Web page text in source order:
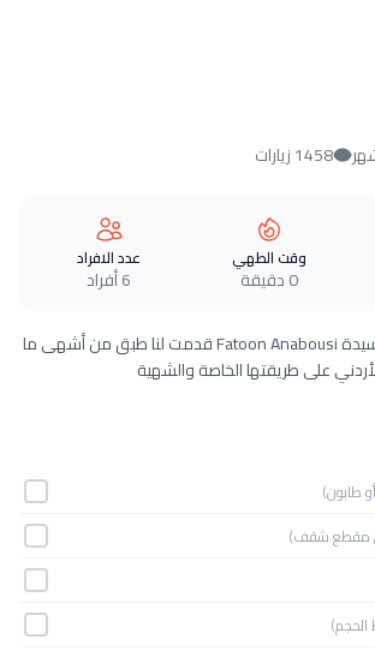
1458 زيارات
وقت الطهي
0 دقيقة
عدد الافراد
6 أفراد
عضو مطبخ سيدتي السيدة Fatoon Anabousi قدمت لنا طبق من أشهى ما
على طريقتها الخاصة والشهية
طابون)
مقطع شقف)